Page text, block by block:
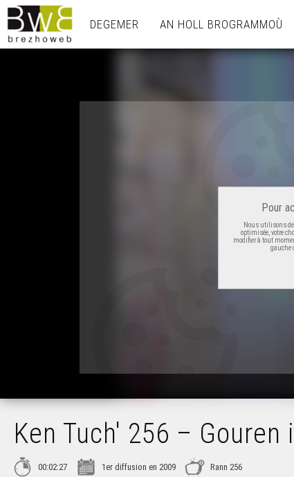
DEGEMER AN HOLL BROGRAMMOÙ
Pour
Nous utilisons
optimisée, votre
modifier à tout
gauche
Ken Tuch' 256 – Gouren
00:02:27 1er diffusion en 2009 Rann 256